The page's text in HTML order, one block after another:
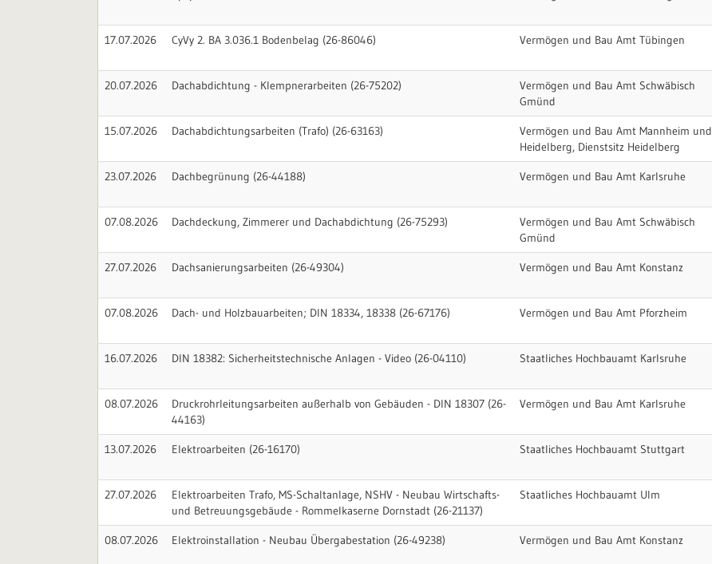
17.07.2026 CyVy 2. BA 3.036.1 Bodenbelag (26-86046) Vermögen und Bau Amt Tübingen
20.07.2026 Dachabdichtung - Klempnerarbeiten (26-75202)
Vermögen und Bau Amt Schwäbisch
Gmünd
15.07.2026 Dachabdichtungsarbeiten (Trafo) (26-63163)
Vermögen und Bau Amt Mannheim und
Heidelberg, Dienstsitz Heidelberg
23.07.2026 Dachbegrünung (26-44188) Vermögen und Bau Amt Karlsruhe
07.08.2026 Dachdeckung, Zimmerer und Dachabdichtung (26-75293)
Vermögen und Bau Amt Schwäbisch
Gmünd
27.07.2026 Dachsanierungsarbeiten (26-49304) Vermögen und Bau Amt Konstanz
07.08.2026 Dach- und Holzbauarbeiten; DIN 18334, 18338 (26-67176) Vermögen und Bau Amt Pforzheim
16.07.2026 DIN 18382: Sicherheitstechnische Anlagen - Video (26-04110) Staatliches Hochbauamt Karlsruhe
08.07.2026
Druckrohrleitungsarbeiten außerhalb von Gebäuden - DIN 18307 (26-
44163)
Vermögen und Bau Amt Karlsruhe
13.07.2026 Elektroarbeiten (26-16170) Staatliches Hochbauamt Stuttgart
27.07.2026
Elektroarbeiten Trafo, MS-Schaltanlage, NSHV - Neubau Wirtschafts-
und Betreuungsgebäude - Rommelkaserne Dornstadt (26-21137)
Staatliches Hochbauamt Ulm
08.07.2026 Elektroinstallation - Neubau Übergabestation (26-49238) Vermögen und Bau Amt Konstanz